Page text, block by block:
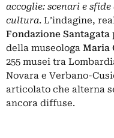
accoglie: scenari e
cultura. L’indagine,
Fondazione Santagata
della museologa Maria
255 musei tra
Novara e Verbano-
articolato che alterna
ancora diffuse.